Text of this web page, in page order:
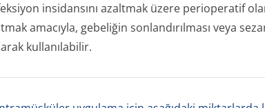
insidansını azaltmak üzere perioperatif
amacıyla, gebeliğin sonlandırılması veya
kullanılabilir.